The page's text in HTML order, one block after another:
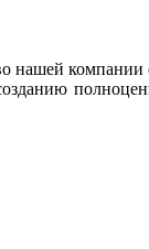
нашей